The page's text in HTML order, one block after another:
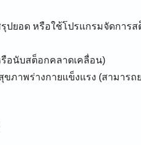
ปยอด หรือใช้โปรแกรมจัดการส
อนับสต็อกคลาดเคลื่อน)
ภาพร่างกายแข็งแรง (สามารถ